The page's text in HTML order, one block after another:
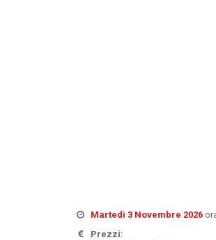
Martedì 3 Novembre 2026
Prezzi: